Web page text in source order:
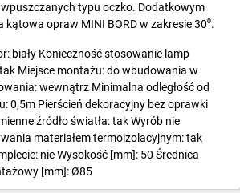
typu oczko. Dodatkowym
kątowa opraw MINI BORD w zakresie 30⁰.
biały Konieczność stosowanie lamp
Miejsce montażu: do wbudowania w
wewnątrz Minimalna odległość od
0,5m Pierścień dekoracyjny bez oprawki
źródło światła: tak Wyrób nie
materiałem termoizolacyjnym: tak
nie Wysokość [mm]: 50 Średnica
[mm]: Ø85